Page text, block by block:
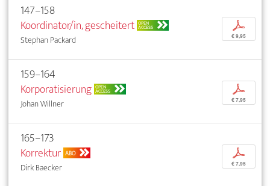
147–158
Koordinator/in, gescheitert OPEN
ACCESS
Stephan Packard
p
€ 9,95
159–164
Korporatisierung OPEN
ACCESS
Johan Willner
p
€ 7,95
165–173
Korrektur ABO
Dirk Baecker
p
€ 7,95